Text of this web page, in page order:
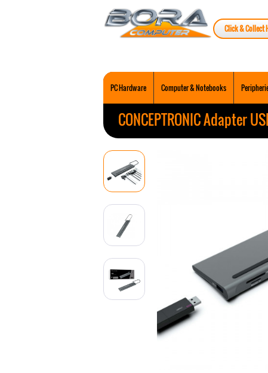
Click & Collect
PC Hardware Computer & Notebooks
CONCEPTRONIC Adapter